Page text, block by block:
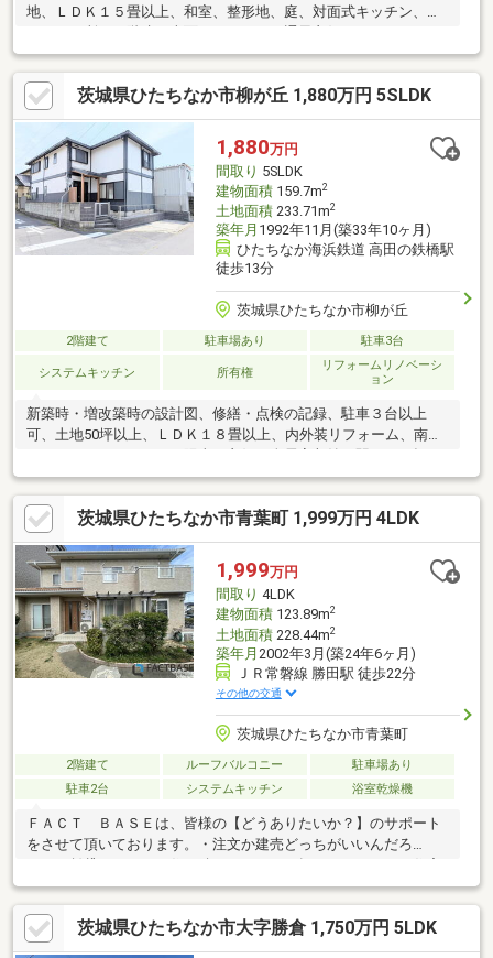
地、ＬＤＫ１５畳以上、和室、整形地、庭、対面式キッチン、ト
クローゼット、ＩＨクッキングヒーター、シューズインクロー
ク、平坦地、オール電化
茨城県ひたちなか市柳が丘 1,880万円 5SLDK
1,880万円
間取り 5SLDK
建物面積159.7m2
土地面積233.71m2
築年月 1992年11月(築33年10ヶ月)
ひたちなか海浜鉄道 高田の鉄橋駅
徒歩13分
茨城県ひたちなか市柳が丘
2階建て 駐車場あり 駐車3台
システムキッチン 所有権
リフォームリノベーシ
ョン
新築時・増改築時の設計図、修繕・点検の記録、駐車３台以上
可、土地50坪以上、ＬＤＫ１８畳以上、内外装リフォーム、南向
閑静な住宅地、前道６ｍ以上、角地、和室、整形地、庭１０坪以
上、シャワー付洗面化粧台、対面式キッチン、ハイルーフ駐車
場、ワイドバルコニー、トイレ２ヶ所、浴室１坪以上、２階建、
南面バルコニー、温水洗浄便座、南庭、浴室に窓、ＴＶモニタ付
インターホン、通風良好、シャッター車庫、全居室複層ガラスか
複層サッシ、開発分譲地内、テラス、納戸、周辺交通量少なめ、
ビルトインガレージ
茨城県ひたちなか市青葉町 1,999万円 4LDK
1,999万円
間取り 4LDK
建物面積123.89m2
土地面積228.44m2
築年月 2002年3月(築24年6ヶ月)
ＪＲ常磐線 勝田駅 徒歩22分
その他の交通
茨城県ひたちなか市青葉町
2階建て ルーフバルコニー
駐車場あり
駐車2台
システムキッチン 浴室乾燥機
ＦＡＣＴ ＢＡＳＥは、皆様の【どうありたいか？】のサポート
をさせて頂いております。・注文か建売どっちがいいんだろ
を購入する前に考えておかないといけない事って何だろう？様々
なお悩みを抱えたまま、家づくりをなされている方が沢山いらっ
しゃいます。◆ＹｏｕＴｕｂｅでの無料動画で情報提供◆ライフ
プランシュミレーション作成にて将来の資金計画◆金融機関の選
茨城県ひたちなか市大字勝倉 1,750万円 5LDK